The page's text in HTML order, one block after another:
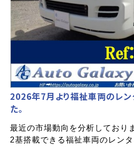
2026年7月より福祉車両のレン
た。
最近の市場動向を分析しており
2基搭載できる福祉車両のレン